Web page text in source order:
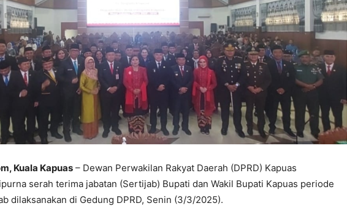
Kuala Kapuas – Dewan Perwakilan Rakyat Daerah (DPRD) Kapuas
serah terima jabatan (Sertijab) Bupati dan Wakil Bupati Kapuas periode
dilaksanakan di Gedung DPRD, Senin (3/3/2025).